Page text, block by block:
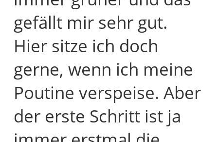
gefällt mir sehr gut.
Hier sitze ich doch
gerne, wenn ich meine
Poutine verspeise. Aber
der erste Schritt ist ja